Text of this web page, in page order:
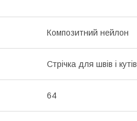
Композитний нейлон
Стрічка для швів і кутів
64